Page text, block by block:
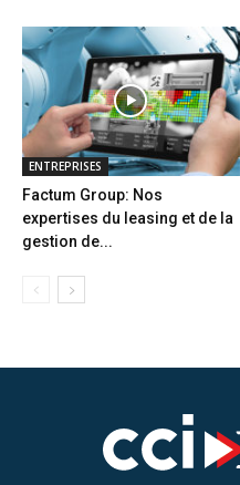
ENTREPRISES
Factum Group: Nos
expertises du leasing et de la
gestion de...